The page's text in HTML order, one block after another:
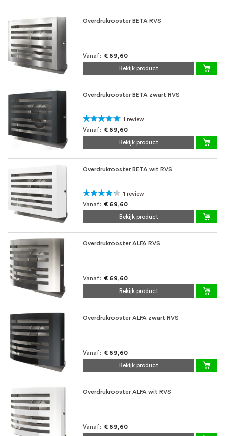
jouw specifieke wensen. Al sinds onze
oprichting staat persoonlijke service bij
ons voorop, want we geloven dat een
goede relatie met onze klanten het
verschil maakt.
Overdrukrooster BETA RVS
Vanaf € 69,60
Bekijk product
Overdrukrooster BETA zwart RVS
Waardering:
100%
1 review
Vanaf
€ 69,60
Bekijk product
Overdrukrooster BETA wit RVS
Waardering:
80%
1 review
Vanaf
€ 69,60
Bekijk product
Overdrukrooster ALFA RVS
Vanaf € 69,60
Bekijk product
Overdrukrooster ALFA zwart RVS
Vanaf € 69,60
Bekijk product
Overdrukrooster ALFA wit RVS
Vanaf € 69,60